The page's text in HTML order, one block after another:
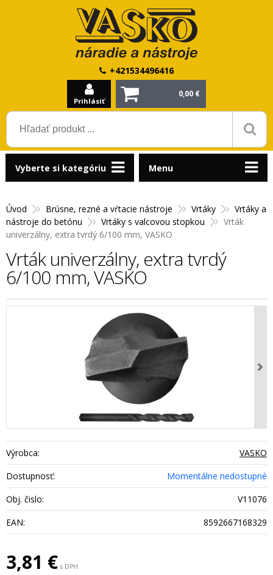
+421534496416
Prihlásiť
0,00 €
Úvod Brúsne, rezné a vŕtacie nástroje Vrtáky
Vrtáky a
nástroje do betónu
Vrtáky s valcovou stopkou
Vrták
univerzálny, extra tvrdý 6/100 mm, VASKO
Vrták univerzálny, extra tvrdý
6/100 mm, VASKO
Výrobca:
VASKO
Dostupnosť:
Momentálne nedostupné
Obj. čislo:
V11076
EAN:
8592667168329
3,81 € s DPH
Vyberte si kategóriu Menu